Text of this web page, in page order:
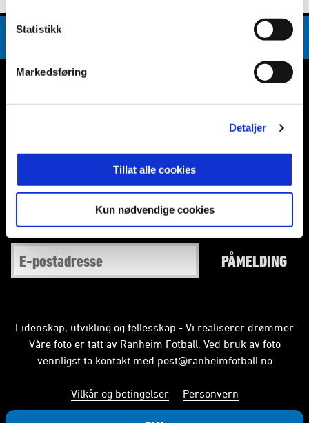
Statistikk
Markedsføring
Detaljer
Tillat alle cookies
Kun nødvendige cookies
Snapchat
Abonner på nyhetsbrev fra Ranheim
PÅMELDING
Lidenskap, utvikling og fellesskap - Vi realiserer drømmer
Våre foto er tatt av Ranheim Fotball. Ved bruk av foto
vennligst ta kontakt med post@ranheimfotball.no
Vilkår og betingelser Personvern